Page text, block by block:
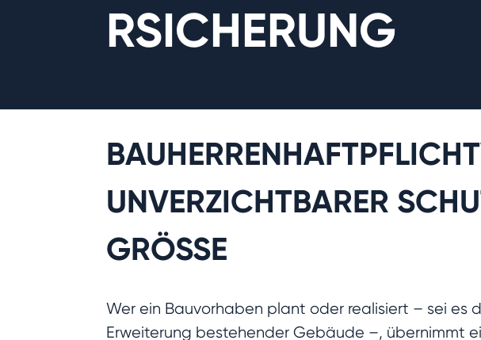
RSICHERUNG
UNVERZICHTBARER
GRÖSSE
Wer ein Bauvorhaben plant oder realisiert – sei es
Erweiterung bestehender Gebäude –, übernimmt